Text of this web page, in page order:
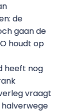
de
gaan de
houdt op
heeft nog
vraagt